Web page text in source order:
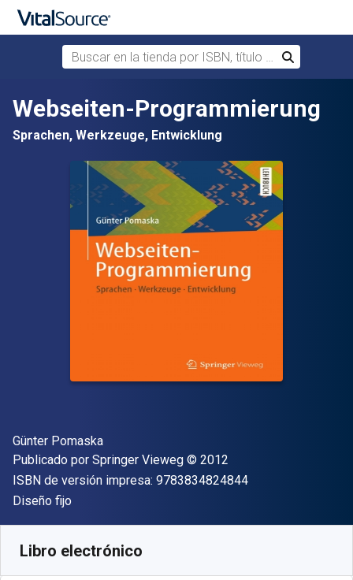
Saltar al contenido principal
Buscar en la tienda por ISBN, título o autor
Buscar
Webseiten-Programmierung
Sprachen, Werkzeuge, Entwicklung
Autor(es)
Günter Pomaska
Editor
Publicado por Springer Vieweg Copyright
© 2012
ISBN de versión impresa: 9783834824844"ISBN-13
Formato
Diseño fijo
Libro electrónico